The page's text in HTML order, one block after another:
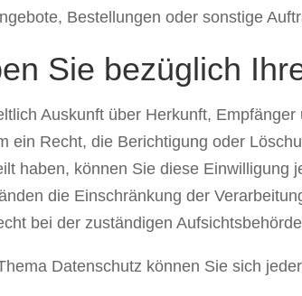
Bestellungen oder sonstige
Sie bezüglich
Auskunft über Herkunft,
ein Recht, die Berichtigung oder
haben, können Sie diese Einwilligung
die Einschränkung der
bei der zuständigen
Datenschutz können Sie sich